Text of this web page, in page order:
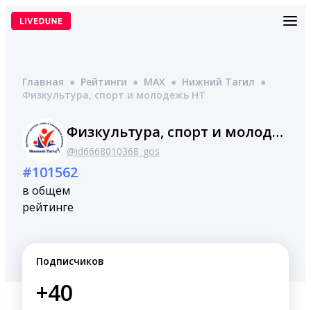
Перейти
Главная ● Рейтинги ● MAX ● Нижний Тагил ●
Физкультура, спорт и молодежь НТ
Физкультура, спорт и молодежь НТ
@id6668010368_gos
#101562
в общем
рейтинге
Подписчиков
+40